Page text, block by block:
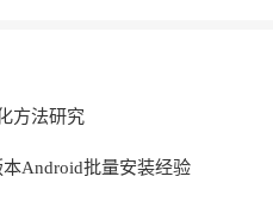
方法研究
Android批量安装经验